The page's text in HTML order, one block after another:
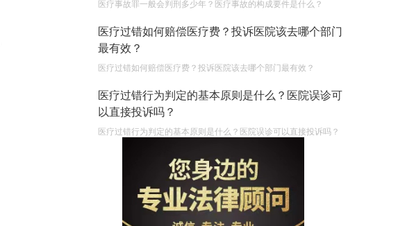
医疗事故罪一般会判刑多少年？医疗事故的构成要件是什么？
医疗过错如何赔偿医疗费？投诉医院该去哪个部门
最有效？
医疗过错如何赔偿医疗费？投诉医院该去哪个部门最有效？
医疗过错行为判定的基本原则是什么？医院误诊可
以直接投诉吗？
医疗过错行为判定的基本原则是什么？医院误诊可以直接投诉吗？